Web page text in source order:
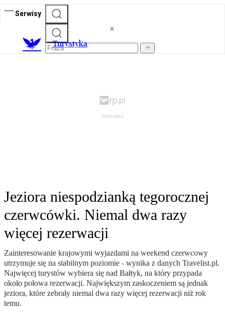
Serwisy
Turystyka
Jeziora niespodzianką tegorocznej
czerwcówki. Niemal dwa razy
więcej rezerwacji
Zainteresowanie krajowymi wyjazdami na weekend czerwcowy
utrzymuje się na stabilnym poziomie - wynika z danych Travelist.pl.
Najwięcej turystów wybiera się nad Bałtyk, na który przypada
około połowa rezerwacji. Największym zaskoczeniem są jednak
jeziora, które zebrały niemal dwa razy więcej rezerwacji niż rok
temu.